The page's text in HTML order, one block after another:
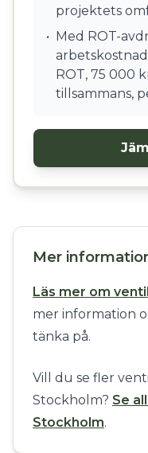
projektets
• Med ROT-
ROT, 75 000
tillsammans,
Mer
Läs mer om
mer information
tänka på.
Vill du se fler
Stockholm? Se
Stockholm.